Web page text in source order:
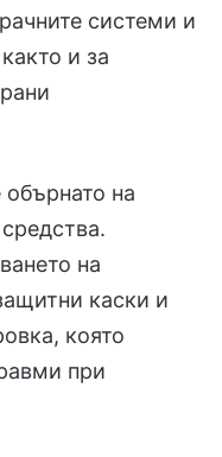
системи и
и за
на
на
каски и
която
при